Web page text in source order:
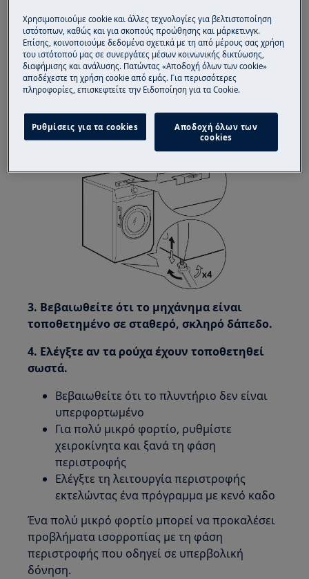
κάνοντας αύξηση ή κατέβασμα των ποδιών.
Χρησιμοποιήστε ένα επίπεδο αλφάδι για
να ελέγξετε αν το μηχάνημα είναι επίπεδο
σε όλα τα πόδια του.
3. Βεβαιωθείτε ότι το μηχάνημα είναι
τοποθετημένο σε σταθερό, σκληρό δάπεδο.
4. Ελέγξτε αν τα ρούχα έχουν τοποθετηθεί
σωστά.
Βεβαιωθείτε ότι το πλυντήριο δεν είναι
υπερφορτωμένο
Για πολύ μικρό φορτίο, ρυθμίστε
χειροκίνητα και ξανά τη φάση
περιστροφής
Ελέγξτε τη λειτουργία περιστροφής
εκτελώντας ένα πρόγραμμα με κενό καδο
Ένα πολύ μικρό φορτίο μπορεί να προκαλέσει
προβλήματα ισορροπίας με τη φάση
περιστροφής που οδηγεί σε υπερβολική
δόνηση.
Χρησιμοποιούμε cookie και άλλες τεχνολογίες για βελτιστοποίηση
ιστότοπων, καθώς και για σκοπούς προώθησης και μάρκετινγκ.
Επίσης, κοινοποιούμε δεδομένα σχετικά με τη από μέρους σας χρήση
του ιστότοπού μας σε συνεργάτες μέσων κοινωνικής δικτύωσης,
διαφήμισης και ανάλυσης. Πατώντας «Αποδοχή όλων των cookie»
αποδέχεστε τη χρήση cookie από εμάς. Για περισσότερες
πληροφορίες, επισκεφτείτε την Ειδοποίηση για τα Cookie.
Ρυθμίσεις για τα cookies
Αποδοχή όλων των
cookies